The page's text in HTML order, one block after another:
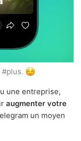
#plus.
une entreprise,
augmenter votre
un moyen